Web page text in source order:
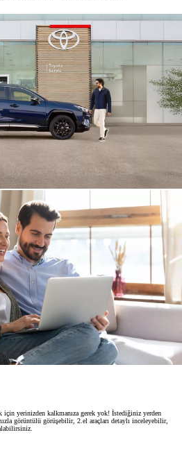
için yerinizden kalkmanıza gerek yok! İstediğiniz yerden
görüntülü görüşebilir, 2.el araçları detaylı inceleyebilir,